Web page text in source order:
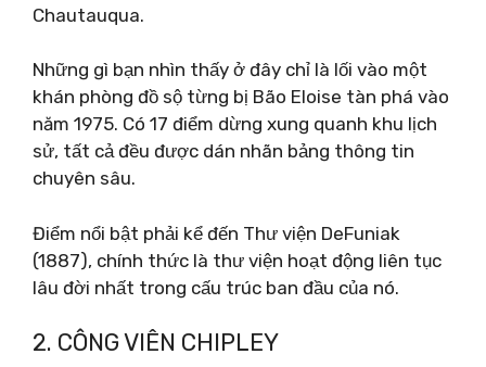
Chautauqua.
Những gì bạn nhìn thấy ở đây chỉ là lối vào một
khán phòng đồ sộ từng bị Bão Eloise tàn phá vào
năm 1975. Có 17 điểm dừng xung quanh khu lịch
sử, tất cả đều được dán nhãn bảng thông tin
chuyên sâu.
Điểm nổi bật phải kể đến Thư viện DeFuniak
(1887), chính thức là thư viện hoạt động liên tục
lâu đời nhất trong cấu trúc ban đầu của nó.
2. CÔNG VIÊN CHIPLEY